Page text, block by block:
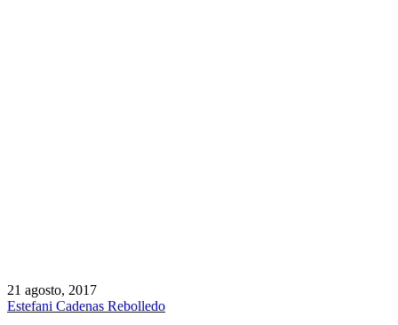
21 agosto, 2017
Estefani Cadenas Rebolledo